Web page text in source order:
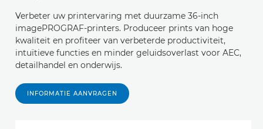
Verbeter uw printervaring met duurzame 36-inch
imagePROGRAF-printers. Produceer prints van hoge
kwaliteit en profiteer van verbeterde productiviteit,
intuïtieve functies en minder geluidsoverlast voor AEC,
detailhandel en onderwijs.
INFORMATIE AANVRAGEN